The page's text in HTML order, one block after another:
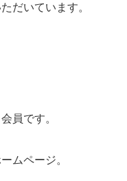
だいています。
員です。
ムページ。